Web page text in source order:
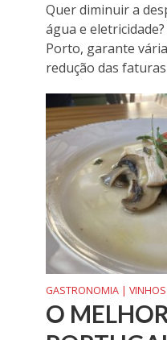
Quer diminuir a
água e
Porto, garante
redução das
GASTRONOMIA | VINHOS
O